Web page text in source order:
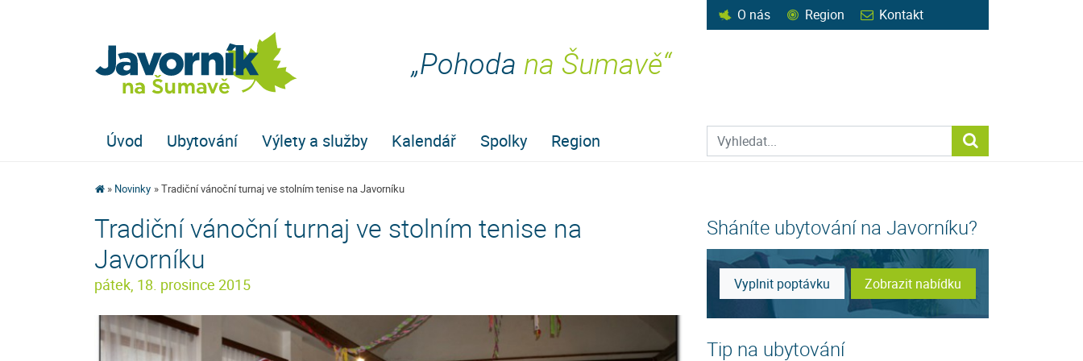
O nás Region Kontakt
„Pohoda na Šumavě“
Prohledat web
Úvod Ubytování Výlety a služby Kalendář Spolky Region
Novinky Tradiční vánoční turnaj ve stolním tenise na Javorníku
Tradiční vánoční turnaj ve stolním tenise na
Javorníku
pátek, 18. prosince 2015
Sháníte ubytování na Javorníku?
Vyplnit poptávku Zobrazit nabídku
Tip na ubytování